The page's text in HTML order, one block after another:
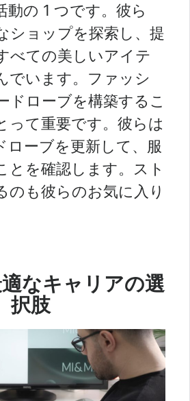
動の 1 つです。彼ら
ショップを探索し、提
べての美しいアイテ
でいます。ファッシ
ドローブを構築するこ
って重要です。彼らは
ローブを更新して、服
とを確認します。スト
のも彼らのお気に入り
なキャリアの選
択肢